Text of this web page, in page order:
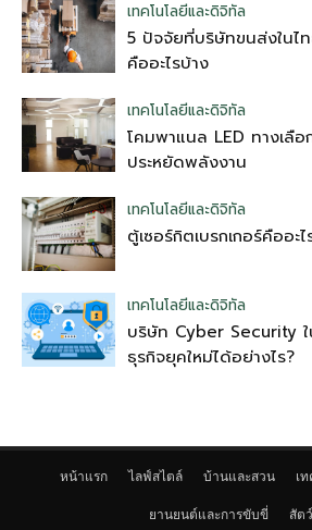
เทคโนโลยีและดิจิทัล
5 ปัจจัยที่บริษัทขนส่งในไ
คืออะไรบ้าง
เทคโนโลยีและดิจิทัล
โคมพาแนล LED ทางเลื
ประหยัดพลังงาน
เทคโนโลยีและดิจิทัล
ตู้เซอร์กิตเบรกเกอร์คืออะ
เทคโนโลยีและดิจิทัล
บริษัท Cyber Security
ธุรกิจยุคใหม่ได้อย่างไร?
หน้าแรก ไลฟ์สไตล์ บ้านและสวน เ
ยานยนต์และการขับขี่ สัต